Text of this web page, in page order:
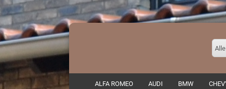
Alle
ALFA ROMEO AUDI BMW